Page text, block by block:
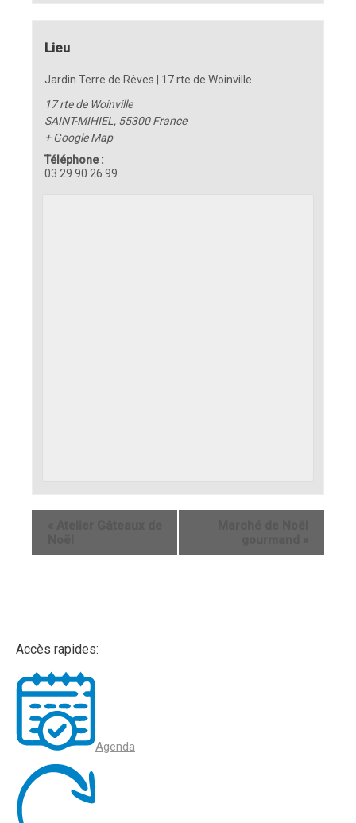
Lieu
Jardin Terre de Rêves | 17 rte de Woinville
17 rte de Woinville
SAINT-MIHIEL , 55300 France
+ Google Map
Téléphone :
03 29 90 26 99
Accès rapides:
Agenda